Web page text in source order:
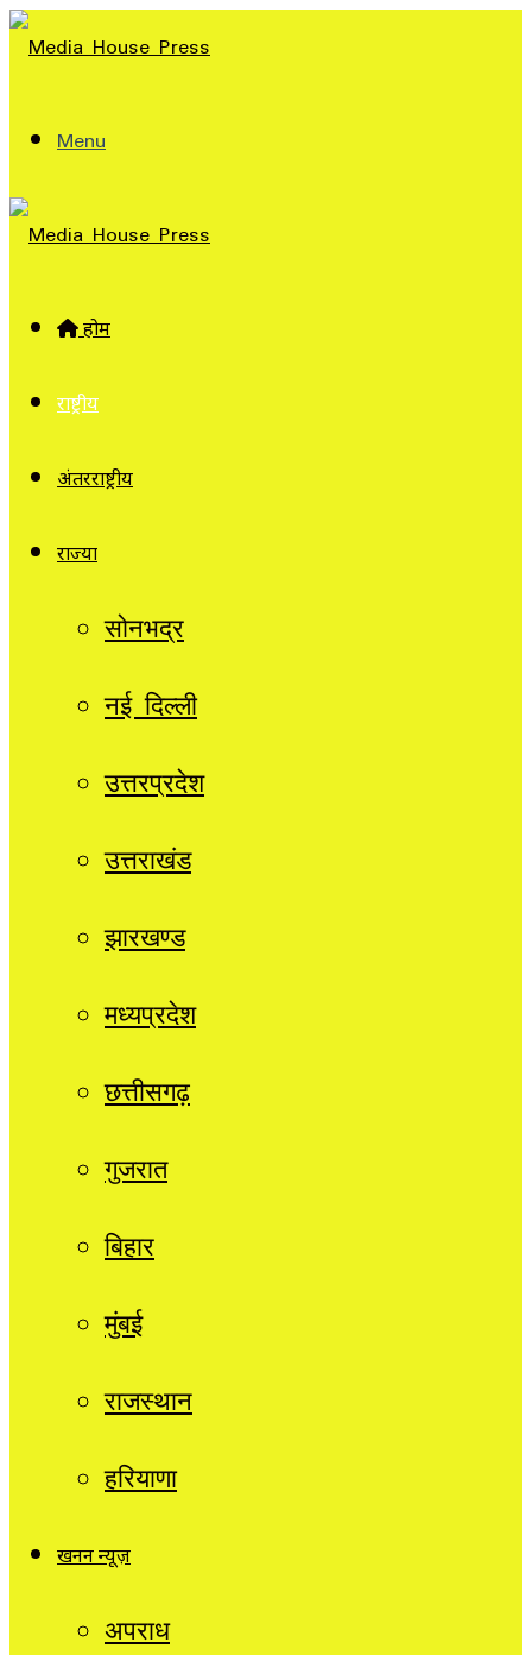
Menu
होम
राष्ट्रीय
अंतरराष्ट्रीय
राज्यों
सोनभद्र
नई दिल्ली
उत्तरप्रदेश
उत्तराखंड
झारखण्ड
मध्यप्रदेश
छत्तीसगढ़
गुजरात
बिहार
मुंबई
राजस्थान
हरियाणा
खनन न्यूज़
अपराध